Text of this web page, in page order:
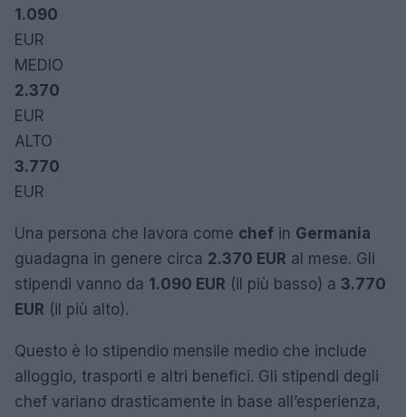
1.090
EUR
MEDIO
2.370
EUR
ALTO
3.770
EUR
Una persona che lavora come chef in Germania
guadagna in genere circa 2.370 EUR al mese. Gli
stipendi vanno da 1.090 EUR (il più basso) a 3.770
EUR (il più alto).
Questo è lo stipendio mensile medio che include
alloggio, trasporti e altri benefici. Gli stipendi degli
chef variano drasticamente in base all’esperienza,